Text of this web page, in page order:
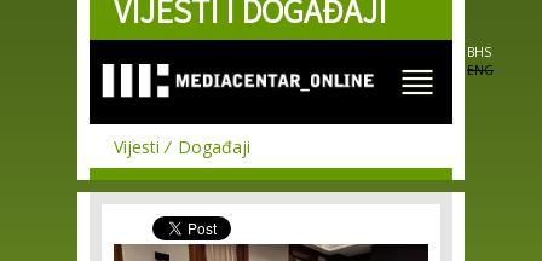
Skip to
main
VIJESTI I DOGAĐAJI
BHS
ENG
Vijesti Događaji